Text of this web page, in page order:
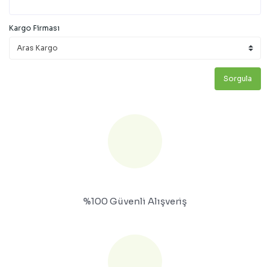
Kargo Firması
Sorgula
%100 Güvenli Alışveriş